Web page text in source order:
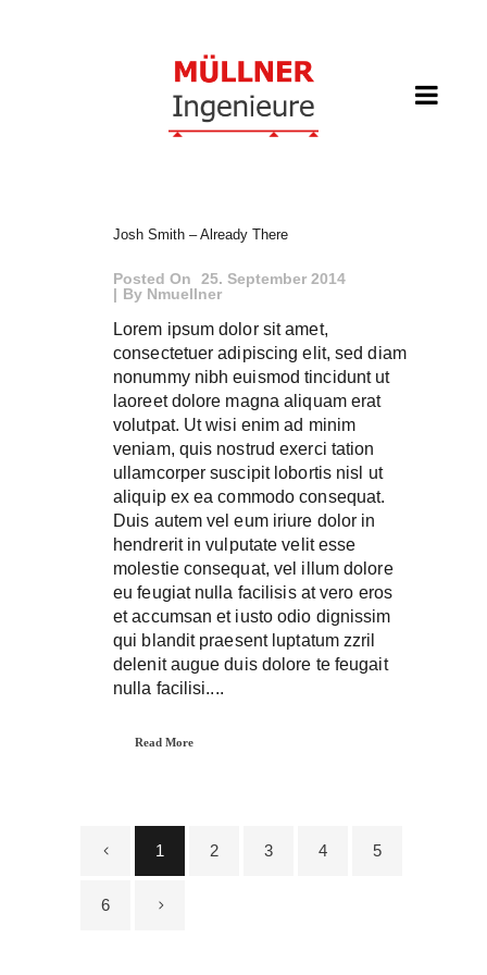
Josh Smith – Already There
Posted On
25. September 2014
By Nmuellner
Lorem ipsum dolor sit amet,
consectetuer adipiscing elit, sed diam
nonummy nibh euismod tincidunt ut
laoreet dolore magna aliquam erat
volutpat. Ut wisi enim ad minim
veniam, quis nostrud exerci tation
ullamcorper suscipit lobortis nisl ut
aliquip ex ea commodo consequat.
Duis autem vel eum iriure dolor in
hendrerit in vulputate velit esse
molestie consequat, vel illum dolore
eu feugiat nulla facilisis at vero eros
et accumsan et iusto odio dignissim
qui blandit praesent luptatum zzril
delenit augue duis dolore te feugait
nulla facilisi....
Read More
1 2 3 4 5
6